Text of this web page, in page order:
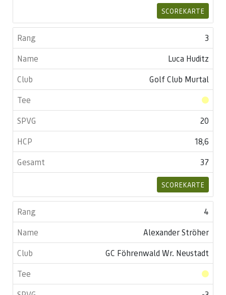
SCOREKARTE
3
Luca Huditz
Golf Club Murtal
20
18,6
37
SCOREKARTE
4
Alexander Ströher
GC Föhrenwald Wr. Neustadt